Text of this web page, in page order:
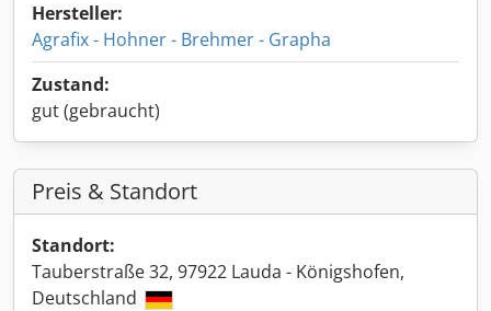
Hersteller:
Agrafix - Hohner - Brehmer - Grapha
Zustand:
gut (gebraucht)
Preis & Standort
Standort:
Tauberstraße 32, 97922 Lauda - Königshofen,
Deutschland